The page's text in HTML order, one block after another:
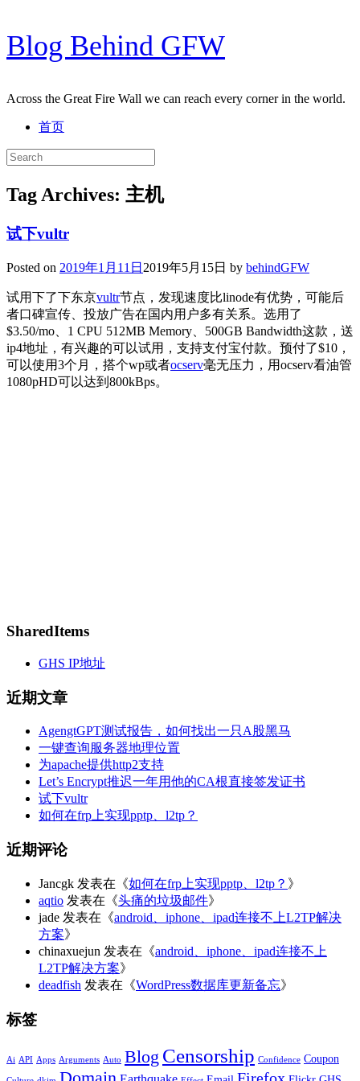
Skip
to
content
Blog Behind GFW
Across the Great Fire Wall we can reach every corner in the world.
首页
Search
for:
Tag Archives: 主机
试下vultr
Posted on 2019年1月11日 2019年5月15日 by behindGFW
试用下了下东京vultr节点，发现速度比linode有优势，可能后
者口碑宣传、投放广告在国内用户多有关系。选用了
$3.50/mo、1 CPU 512MB Memory、500GB Bandwidth这款，送
ip4地址，有兴趣的可以试用，支持支付宝付款。预付了$10，
可以使用3个月，搭个wp或者ocserv毫无压力，用ocserv看油管
1080pHD可以达到800kBps。
SharedItems
GHS IP地址
近期文章
AgengtGPT测试报告，如何找出一只A股黑马
一键查询服务器地理位置
为apache提供http2支持
Let’s Encrypt推迟一年用他的CA根直接签发证书
试下vultr
如何在frp上实现pptp、l2tp？
近期评论
Jancgk 发表在《如何在frp上实现pptp、l2tp？ 》
aqtio 发表在《头痛的垃圾邮件》
jade 发表在《android、iphone、ipad连接不上L2TP解决
方案》
chinaxuejun 发表在《android、iphone、ipad连接不上
L2TP解决方案》
deadfish 发表在《WordPress数据库更新备忘》
标签
Ai API Apps Arguments Auto Blog Censorship Confidence Coupon